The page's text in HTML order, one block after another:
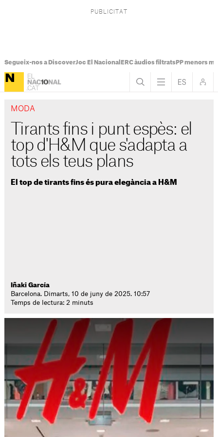
Segueix-nos a DiscoverJoc El Nacional ERC àudios filtratsPP menors
MODA
Tirants fins i punt espès: el
top d'H&M que s'adapta a
tots els teus plans
El top de tirants fins és pura elegància a H&M
Iñaki García
Barcelona. Dimarts, 10 de juny de 2025. 10:57
Temps de lectura: 2 minuts